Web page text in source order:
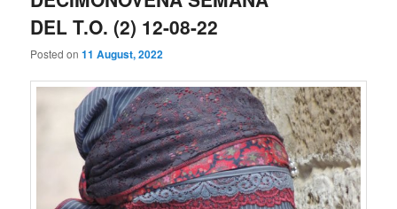
DEL T.O. (2) 12-08-22
Posted on11 August, 2022